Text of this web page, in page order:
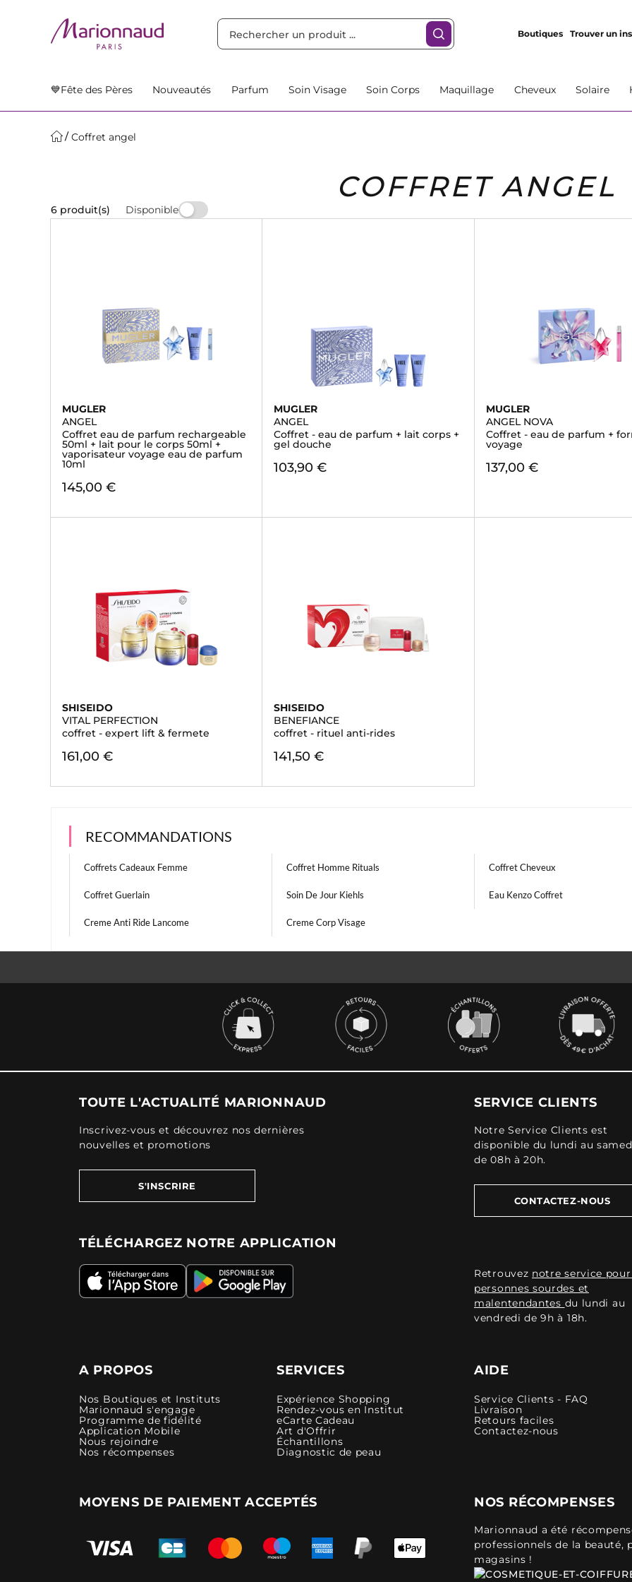
Boutiques Trouver un
💙Fête des Pères Nouveautés Parfum Soin Visage Soin Corps Maquillage Cheveux Solaire
Coffret angel
COFFRET ANGEL
6 produit(s) Disponible
MUGLER
ANGEL
Coffret eau de parfum rechargeable
50ml + lait pour le corps 50ml +
vaporisateur voyage eau de parfum
10ml
145,00 €
MUGLER
ANGEL
Coffret - eau de parfum + lait corps +
gel douche
103,90 €
MUGLER
ANGEL NOVA
Coffret - eau de parfum +
voyage
137,00 €
SHISEIDO
VITAL PERFECTION
coffret - expert lift & fermete
161,00 €
SHISEIDO
BENEFIANCE
coffret - rituel anti-rides
141,50 €
RECOMMANDATIONS
Coffrets Cadeaux Femme Coffret Homme Rituals Coffret Cheveux
Coffret Guerlain Soin De Jour Kiehls Eau Kenzo Coffret
Creme Anti Ride Lancome Creme Corp Visage
TOUTE L'ACTUALITÉ MARIONNAUD
Inscrivez-vous et découvrez nos dernières
nouvelles et promotions
S'INSCRIRE
TÉLÉCHARGEZ NOTRE APPLICATION
SERVICE CLIENTS
Notre Service Clients est
disponible du lundi au
de 08h à 20h.
CONTACTEZ-NOUS
Retrouvez notre service
personnes sourdes et
malentendantes du lundi au
vendredi de 9h à 18h.
A PROPOS
Nos Boutiques et Instituts
Marionnaud s'engage
Programme de fidélité
Application Mobile
Nous rejoindre
Nos récompenses
SERVICES
Expérience Shopping
Rendez-vous en Institut
eCarte Cadeau
Art d'Offrir
Échantillons
Diagnostic de peau
AIDE
Service Clients - FAQ
Livraison
Retours faciles
Contactez-nous
MOYENS DE PAIEMENT ACCEPTÉS NOS RÉCOMPENSES
Marionnaud a été
professionnels de la beauté,
magasins !